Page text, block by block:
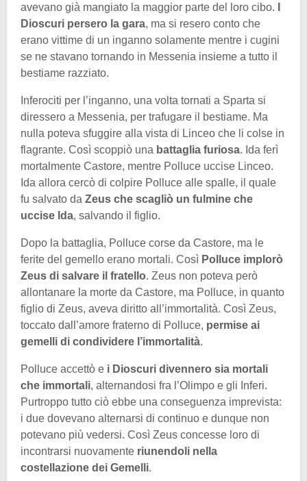
avevano già mangiato la maggior parte del loro cibo.
Dioscuri persero la gara, ma si resero conto che
erano vittime di un inganno solamente mentre i cugini
se ne stavano tornando in Messenia insieme a tutto il
bestiame razziato.
Inferociti per l’inganno, una volta tornati a Sparta si
diressero a Messenia, per trafugare il bestiame. Ma
nulla poteva sfuggire alla vista di Linceo che li colse in
flagrante. Così scoppiò una battaglia furiosa. Ida ferì
mortalmente Castore, mentre Polluce uccise Linceo.
Ida allora cercò di colpire Polluce alle spalle, il quale
fu salvato da Zeus che scagliò un fulmine che
uccise Ida, salvando il figlio.
Dopo la battaglia, Polluce corse da Castore, ma le
ferite del gemello erano mortali. Così Polluce implorò
Zeus di salvare il fratello. Zeus non poteva però
allontanare la morte da Castore, ma Polluce, in quanto
figlio di Zeus, aveva diritto all’immortalità. Così Zeus,
toccato dall’amore fraterno di Polluce, permise ai
gemelli di condividere l’immortalità.
Polluce accettò e i Dioscuri divennero sia mortali
che immortali, alternandosi fra l’Olimpo e gli Inferi.
Purtroppo tutto ciò ebbe una conseguenza imprevista:
i due dovevano alternarsi di continuo e dunque non
potevano più vedersi. Così Zeus concesse loro di
incontrarsi nuovamente riunendoli nella
costellazione dei Gemelli.